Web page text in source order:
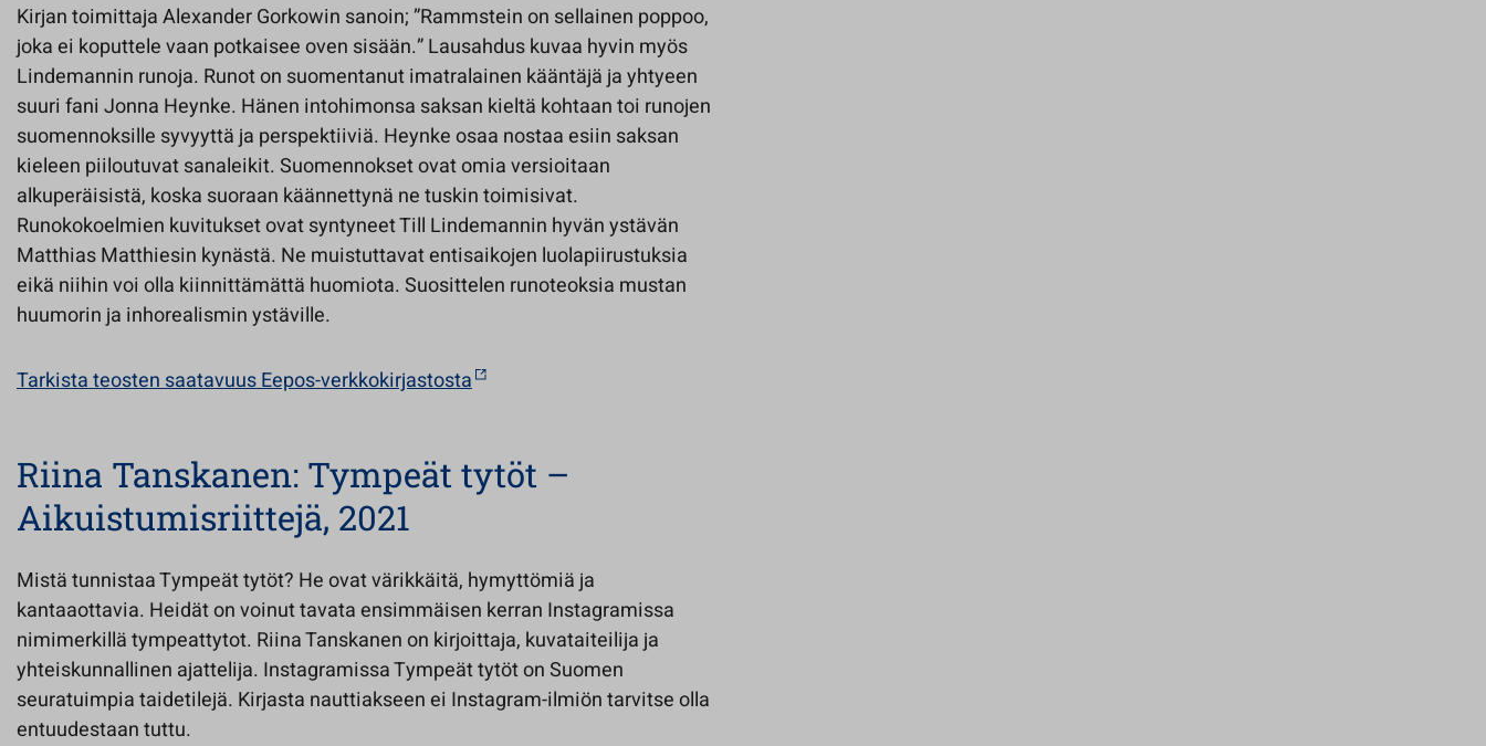
Kirjan toimittaja Alexander Gorkowin sanoin; ”Rammstein on sellainen poppoo,
joka ei koputtele vaan potkaisee oven sisään.” Lausahdus kuvaa hyvin myös
Lindemannin runoja. Runot on suomentanut imatralainen kääntäjä ja yhtyeen
suuri fani Jonna Heynke. Hänen intohimonsa saksan kieltä kohtaan toi runojen
suomennoksille syvyyttä ja perspektiiviä. Heynke osaa nostaa esiin saksan
kieleen piiloutuvat sanaleikit. Suomennokset ovat omia versioitaan
alkuperäisistä, koska suoraan käännettynä ne tuskin toimisivat.
Runokokoelmien kuvitukset ovat syntyneet Till Lindemannin hyvän ystävän
Matthias Matthiesin kynästä. Ne muistuttavat entisaikojen luolapiirustuksia
eikä niihin voi olla kiinnittämättä huomiota. Suosittelen runoteoksia mustan
huumorin ja inhorealismin ystäville.
Tarkista teosten saatavuus Eepos-verkkokirjastosta
Riina Tanskanen: Tympeät tytöt –
Aikuistumisriittejä, 2021
Mistä tunnistaa Tympeät tytöt? He ovat värikkäitä, hymyttömiä ja
kantaaottavia. Heidät on voinut tavata ensimmäisen kerran Instagramissa
nimimerkillä tympeattytot. Riina Tanskanen on kirjoittaja, kuvataiteilija ja
yhteiskunnallinen ajattelija. Instagramissa Tympeät tytöt on Suomen
seuratuimpia taidetilejä. Kirjasta nauttiakseen ei Instagram-ilmiön tarvitse olla
entuudestaan tuttu.